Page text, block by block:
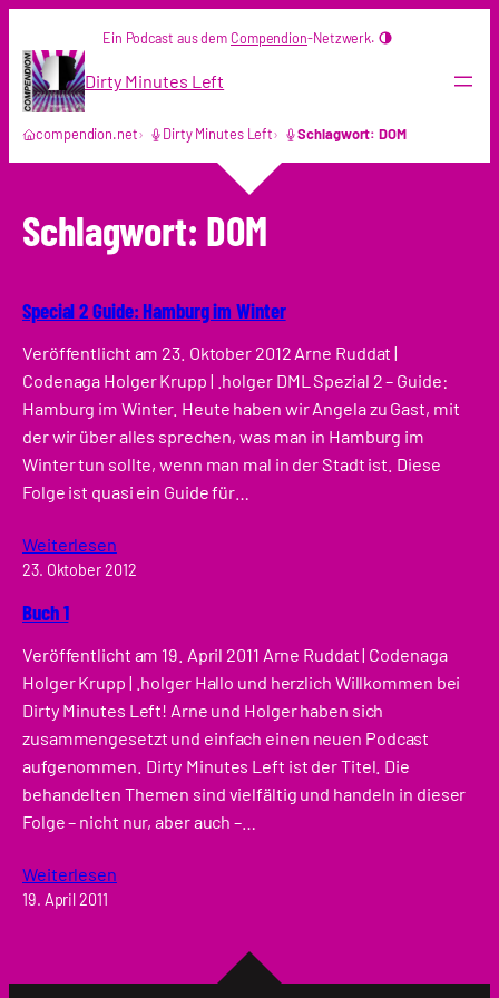
Inhalt
springen
Ein Podcast aus dem Compendion-Netzwerk.
Dirty Minutes Left
compendion.net Dirty Minutes Left Schlagwort: DOM
Schlagwort: DOM
Special 2 Guide: Hamburg im Winter
Veröffentlicht am 23. Oktober 2012 Arne Ruddat |
Codenaga Holger Krupp | .holger DML Spezial 2 – Guide:
Hamburg im Winter. Heute haben wir Angela zu Gast, mit
der wir über alles sprechen, was man in Hamburg im
Winter tun sollte, wenn man mal in der Stadt ist. Diese
Folge ist quasi ein Guide für…
Weiterlesen
23. Oktober 2012
Buch 1
Veröffentlicht am 19. April 2011 Arne Ruddat | Codenaga
Holger Krupp | .holger Hallo und herzlich Willkommen bei
Dirty Minutes Left! Arne und Holger haben sich
zusammengesetzt und einfach einen neuen Podcast
aufgenommen. Dirty Minutes Left ist der Titel. Die
behandelten Themen sind vielfältig und handeln in dieser
Folge – nicht nur, aber auch –…
Weiterlesen
19. April 2011